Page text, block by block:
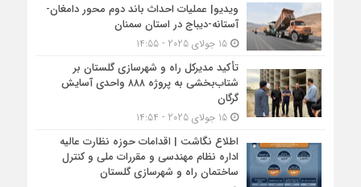
ویدیو| عملیات احداث باند دوم محور دامغان-
آستانه-دیباج در استان سمنان
15 جولای 2025 - 14:55
تأکید مدیرکل راه و شهرسازی گلستان بر
شتاب‌بخشی به پروژه ۸۸۸ واحدی آسایش
گرگان
15 جولای 2025 - 14:54
اطلاع نگاشت | اقدامات حوزه نظارت عالیه
اداره نظام مهندسی و مقررات ملی و کنترل
ساختمان راه و شهرسازی گلستان